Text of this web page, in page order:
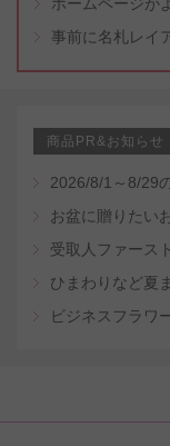
商品PR&お知らせ
お盆に贈りたい
ひまわりなど夏
ビジネスフラワ